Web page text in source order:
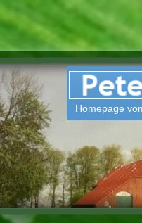
Homepage